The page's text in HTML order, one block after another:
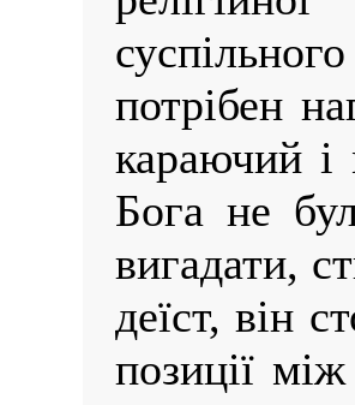
потрібен
караючий
Бога не
вигадати,
деїст, він
позиції